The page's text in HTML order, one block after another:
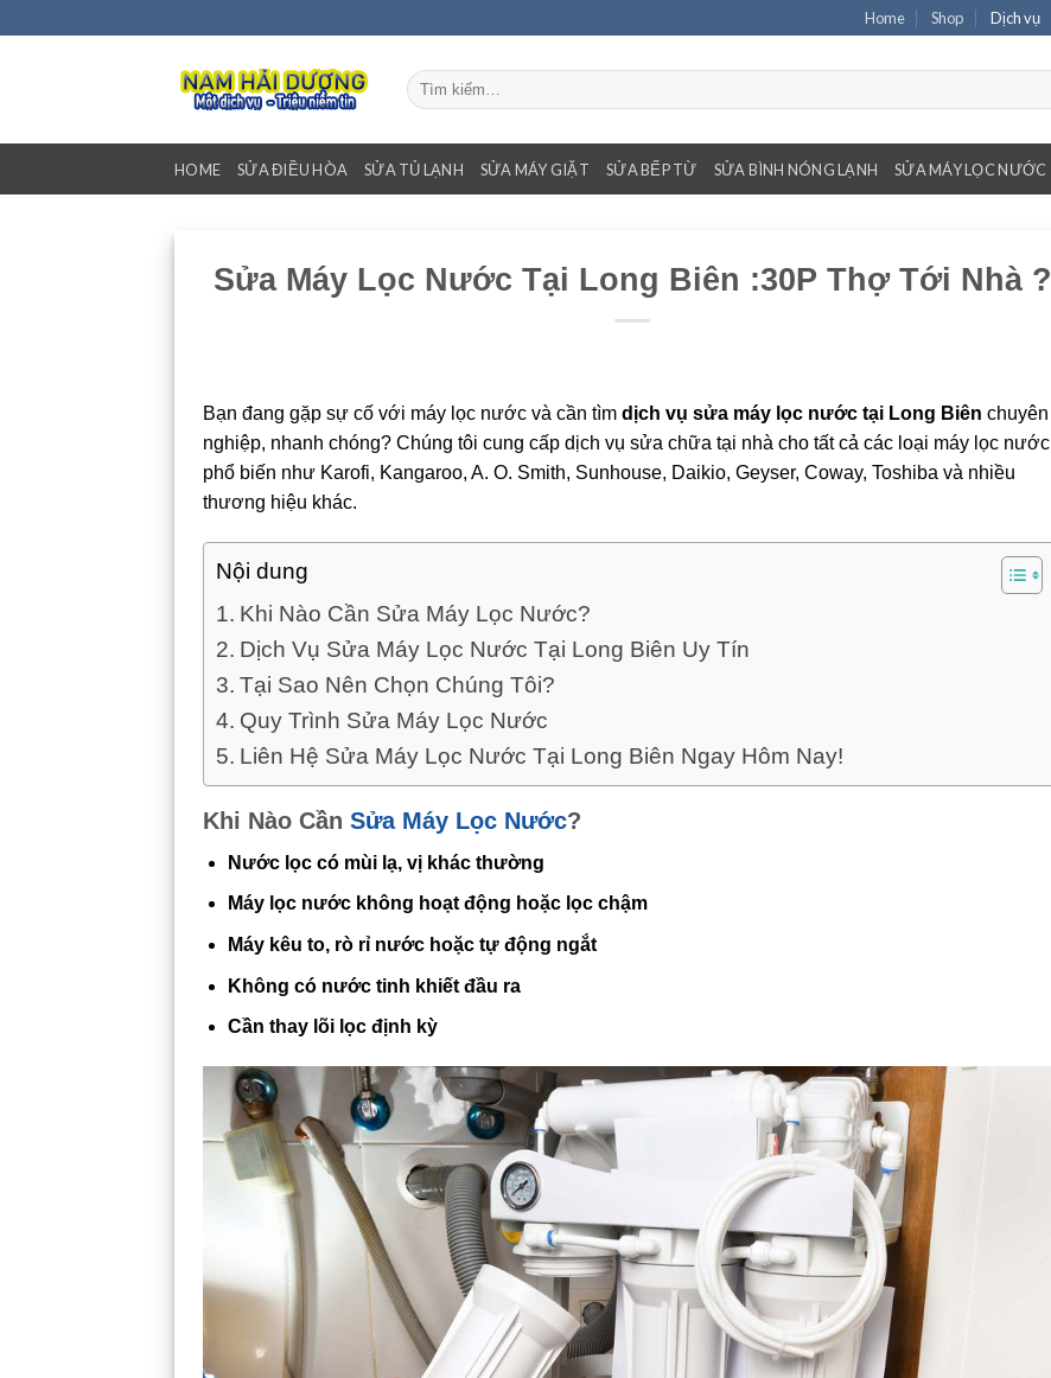
Home Shop Dịch vụ
Tìm
kiếm:
HOME SỬA ĐIỀU HÒA SỬA TỦ LẠNH SỬA MÁY GIẶT SỬA BẾP TỪ SỬA BÌNH NÓNG LẠNH SỬA MÁY LỌC NƯỚC
Sửa Máy Lọc Nước Tại Long Biên :30P Thợ Tới Nhà ?
Bạn đang gặp sự cố với máy lọc nước và cần tìm dịch vụ sửa máy lọc nước tại Long Biên chuyên
nghiệp, nhanh chóng? Chúng tôi cung cấp dịch vụ sửa chữa tại nhà cho tất cả các loại máy lọc nước
phổ biến như Karofi, Kangaroo, A. O. Smith, Sunhouse, Daikio, Geyser, Coway, Toshiba và nhiều
thương hiệu khác.
Nội dung
Khi Nào Cần Sửa Máy Lọc Nước?
Dịch Vụ Sửa Máy Lọc Nước Tại Long Biên Uy Tín
Tại Sao Nên Chọn Chúng Tôi?
Quy Trình Sửa Máy Lọc Nước
Liên Hệ Sửa Máy Lọc Nước Tại Long Biên Ngay Hôm Nay!
Khi Nào Cần Sửa Máy Lọc Nước?
Nước lọc có mùi lạ, vị khác thường
Máy lọc nước không hoạt động hoặc lọc chậm
Máy kêu to, rò rỉ nước hoặc tự động ngắt
Không có nước tinh khiết đầu ra
Cần thay lõi lọc định kỳ